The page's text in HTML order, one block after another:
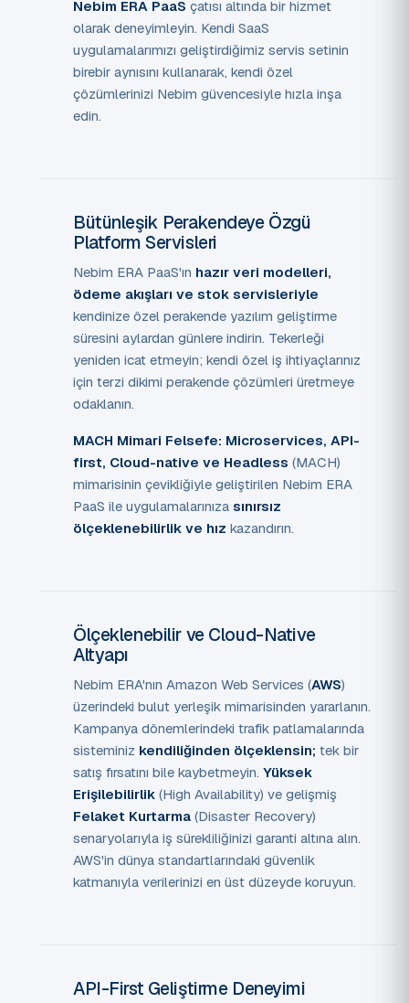
Nebim ERA PaaS çatısı altında bir hizmet
olarak deneyimleyin. Kendi SaaS
uygulamalarımızı geliştirdiğimiz servis setinin
birebir aynısını kullanarak, kendi özel
çözümlerinizi Nebim güvencesiyle hızla inşa
edin.
Bütünleşik Perakendeye Özgü
Platform Servisleri
Nebim ERA PaaS'ın hazır veri modelleri,
ödeme akışları ve stok servisleriyle
kendinize özel perakende yazılım geliştirme
süresini aylardan günlere indirin. Tekerleği
yeniden icat etmeyin; kendi özel iş ihtiyaçlarınız
için terzi dikimi perakende çözümleri üretmeye
odaklanın.
MACH Mimari Felsefe: Microservices, API-
first, Cloud-native ve Headless (MACH)
mimarisinin çevikliğiyle geliştirilen Nebim ERA
PaaS ile uygulamalarınıza sınırsız
ölçeklenebilirlik ve hız kazandırın.
Ölçeklenebilir ve Cloud-Native
Altyapı
Nebim ERA'nın Amazon Web Services (AWS)
üzerindeki bulut yerleşik mimarisinden yararlanın.
Kampanya dönemlerindeki trafik patlamalarında
sisteminiz kendiliğinden ölçeklensin; tek bir
satış fırsatını bile kaybetmeyin. Yüksek
Erişilebilirlik (High Availability) ve gelişmiş
Felaket Kurtarma (Disaster Recovery)
senaryolarıyla iş sürekliliğinizi garanti altına alın.
AWS'in dünya standartlarındaki güvenlik
katmanıyla verilerinizi en üst düzeyde koruyun.
API-First Geliştirme Deneyimi